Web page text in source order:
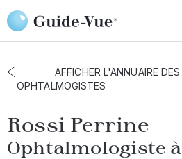
Aller au contenu principal
Accueil Annuaire des ophtalmologistes
Rossi Perrine
AFFICHER L'ANNUAIRE DES
OPHTALMOGISTES
Rossi Perrine
Ophtalmologiste à